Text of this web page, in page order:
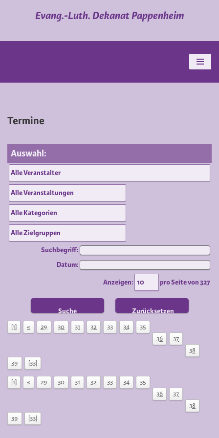
Evang.-Luth. Dekanat Pappenheim
Termine
Auswahl:
Suchbegriff:
Datum:
Anzeigen: pro Seite von327
Suche Zurücksetzen
[1] « 29 30 31 32 33 34
35
36
37
38
39
[33]
[1] « 29 30 31 32 33 34
35
36
37
38
39
[33]